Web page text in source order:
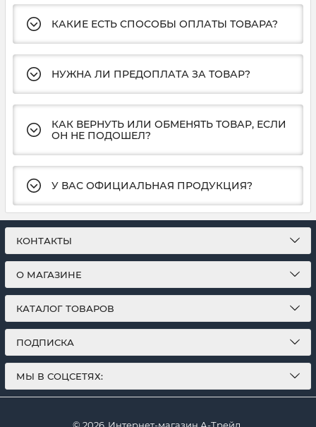
КАКИЕ ЕСТЬ СПОСОБЫ ОПЛАТЫ ТОВАРА?
НУЖНА ЛИ ПРЕДОПЛАТА ЗА ТОВАР?
КАК ВЕРНУТЬ ИЛИ ОБМЕНЯТЬ ТОВАР, ЕСЛИ
ОН НЕ ПОДОШЕЛ?
У ВАС ОФИЦИАЛЬНАЯ ПРОДУКЦИЯ?
КОНТАКТЫ
О МАГАЗИНЕ
КАТАЛОГ ТОВАРОВ
ПОДПИСКА
МЫ В СОЦСЕТЯХ: